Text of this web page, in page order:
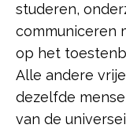
studeren,
communiceren
op het
Alle andere
dezelfde
van de